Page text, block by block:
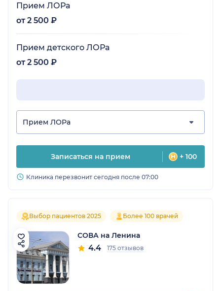
Прием ЛОРа
от 2 500 ₽
Прием детского ЛОРа
от 2 500 ₽
Прием ЛОРа
Записаться на прием + 100
Клиника перезвонит сегодня после 07:00
Выбор пациентов 2025 Более 100 врачей
СОВА на Ленина
4.4 175 отзывов